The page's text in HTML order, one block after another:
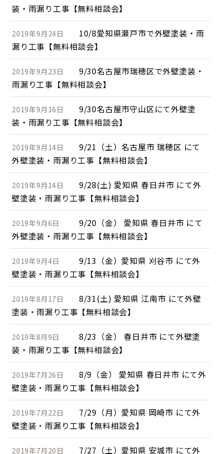
装・雨漏り工事【無料相談会】
2019年9月24日
10/8愛知県瀬戸市で外壁塗装・雨
漏り工事【無料相談会】
2019年9月23日
9/30名古屋市瑞穂区で外壁塗装・
雨漏り工事【無料相談会】
2019年9月16日
9/30名古屋市守山区にて外壁塗
装・雨漏り工事【無料相談会】
2019年9月14日
9/21（土）名古屋市 瑞穂区 にて
外壁塗装・雨漏り工事【無料相談会】
2019年9月14日
9/28(土) 愛知県 春日井市 にて外
壁塗装・雨漏り工事【無料相談会】
2019年9月6日
9/20（金） 愛知県 春日井市 にて
外壁塗装・雨漏り工事【無料相談会】
2019年9月4日
9/13（金）愛知県 刈谷市 にて外
壁塗装・雨漏り工事【無料相談会】
2019年8月17日
8/31(土) 愛知県 江南市 にて外壁
塗装・雨漏り工事【無料相談会】
2019年8月9日
8/23（金） 春日井市 にて外壁塗
装・雨漏り工事【無料相談会】
2019年7月26日
8/9（金） 愛知県 春日井市 にて外
壁塗装・雨漏り工事【無料相談会】
2019年7月22日
7/29（月）愛知県 岡崎市 にて外
壁塗装・雨漏り工事【無料相談会】
2019年7月20日
7/27（土）愛知県 安城市 にて外